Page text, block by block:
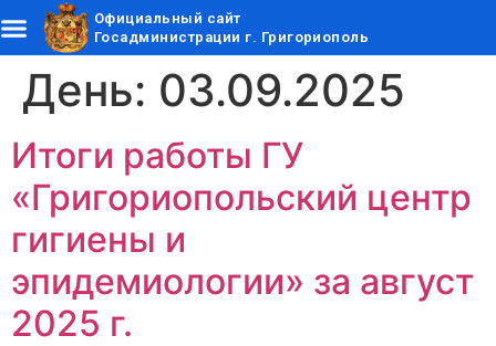
Официальный сайт
Госадминистрации г. Григориополь
День: 03.09.2025
Итоги работы ГУ
«Григориопольский центр
гигиены и
эпидемиологии» за август
2025 г.